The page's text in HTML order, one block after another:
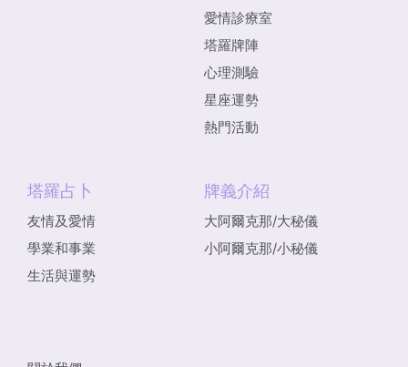
愛情診療室
塔羅牌陣
心理測驗
星座運勢
熱門活動
塔羅占卜
友情及愛情
學業和事業
生活與運勢
牌義介紹
大阿爾克那/大秘儀
小阿爾克那/小秘儀